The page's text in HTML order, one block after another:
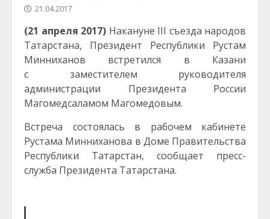
21.04.2017
(21 апреля 2017) Накануне III съезда народов
Татарстана, Президент Республики Рустам
Минниханов встретился в Казани
с заместителем руководителя
администрации Президента России
Магомедсаламом Магомедовым.
Встреча состоялась в рабочем кабинете
Рустама Минниханова в Доме Правительства
Республики Татарстан, сообщает пресс-
служба Президента Татарстана.